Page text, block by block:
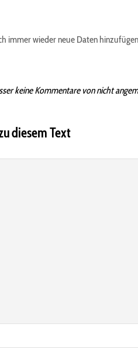
immer wieder neue Daten
keine Kommentare von nicht
diesem Text